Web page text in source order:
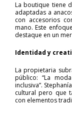
La boutique tiene
adaptadas a
con accesorios
mano. Este
destaque en un
Identidad y
La propietaria
público: “La
inclusiva”.
cultural pero que
con elementos